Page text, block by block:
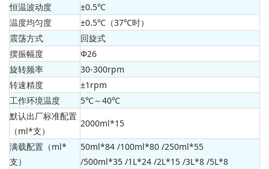
恒温波动度
±0.5℃
温度均匀度
±0.5℃（37℃时）
震荡方式
回旋式
摆振幅度
Φ26
旋转频率
30-300rpm
转速精度
±1rpm
工作环境温度
5℃～40℃
默认出厂标准配置
（ml*支）
2000ml*15
满载配置（ml*
支）
50ml*84 /100ml*80 /250ml*55
/500ml*35 /1L*24 /2L*15 /3L*8 /5L*8